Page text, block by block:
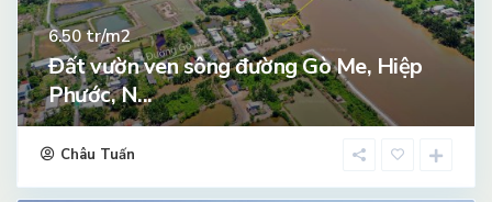
6.50tr/m2
Đất vườn ven sông đường Gò Me, Hiệp
Phước, N...
Châu Tuấn